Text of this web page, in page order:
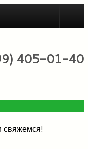
405-01-40
свяжемся!